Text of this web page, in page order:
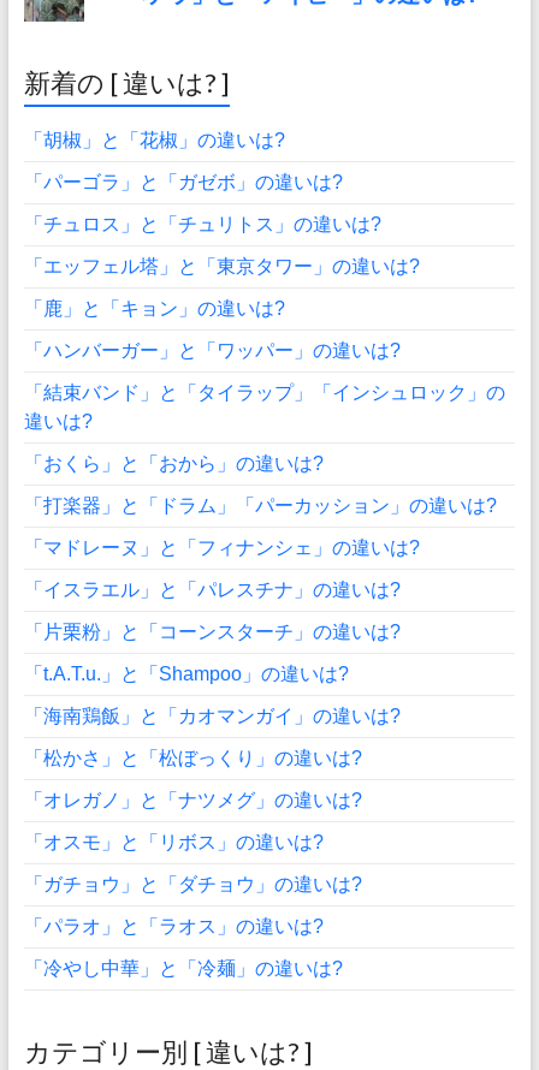
新着の [ 違いは? ]
「胡椒」と「花椒」の違いは?
「パーゴラ」と「ガゼボ」の違いは?
「チュロス」と「チュリトス」の違いは?
「エッフェル塔」と「東京タワー」の違いは?
「鹿」と「キョン」の違いは?
「ハンバーガー」と「ワッパー」の違いは?
「結束バンド」と「タイラップ」「インシュロック」の
違いは?
「おくら」と「おから」の違いは?
「打楽器」と「ドラム」「パーカッション」の違いは?
「マドレーヌ」と「フィナンシェ」の違いは?
「イスラエル」と「パレスチナ」の違いは?
「片栗粉」と「コーンスターチ」の違いは?
「t.A.T.u.」と「Shampoo」の違いは?
「海南鶏飯」と「カオマンガイ」の違いは?
「松かさ」と「松ぼっくり」の違いは?
「オレガノ」と「ナツメグ」の違いは?
「オスモ」と「リボス」の違いは?
「ガチョウ」と「ダチョウ」の違いは?
「パラオ」と「ラオス」の違いは?
「冷やし中華」と「冷麺」の違いは?
カテゴリー別 [ 違いは? ]